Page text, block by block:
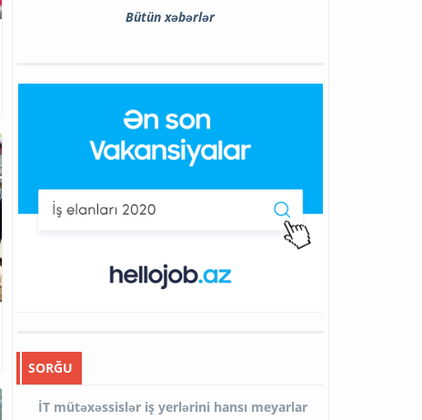
Bütün xəbərlər
SORĞU
İT mütəxəssislər iş yerlərini hansı meyarlar